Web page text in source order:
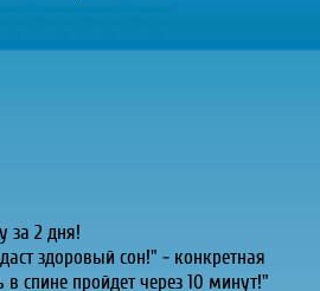
за 2 дня!
здоровый сон!" - конкретная
в спине пройдет через 10 минут!"